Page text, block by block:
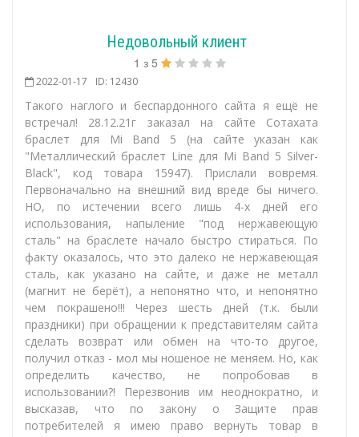
Недовольный клиент
1 з 5
2022-01-17 ID: 12430
Такого наглого и беспардонного сайта я ещё не
встречал! 28.12.21г заказал на сайте Сотахата
браслет для Mi Band 5 (на сайте указан как
"Металлический браслет Line для Mi Band 5 Silver-
Black", код товара 15947). Прислали вовремя.
Первоначально на внешний вид вреде бы ничего.
НО, по истечении всего лишь 4-х дней его
использования, напыление "под нержавеющую
сталь" на браслете начало быстро стираться. По
факту оказалось, что это далеко не нержавеющая
сталь, как указано на сайте, и даже не металл
(магнит не берёт), а непонятно что, и непонятно
чем покрашено!!! Через шесть дней (т.к. были
праздники) при обращении к представителям сайта
сделать возврат или обмен на что-то другое,
получил отказ - мол мы ношеное не меняем. Но, как
определить качество, не попробовав в
использовании?! Перезвонив им неоднократно, и
высказав, что по закону о Защите прав
потребителей я имею право вернуть товар в